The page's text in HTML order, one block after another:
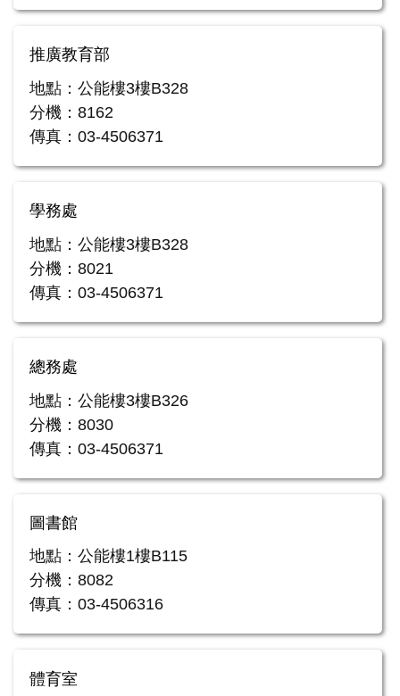
推廣教育部
地點：公能樓3樓B328
分機：8162
傳真：03-4506371
學務處
地點：公能樓3樓B328
分機：8021
傳真：03-4506371
總務處
地點：公能樓3樓B326
分機：8030
傳真：03-4506371
圖書館
地點：公能樓1樓B115
分機：8082
傳真：03-4506316
體育室